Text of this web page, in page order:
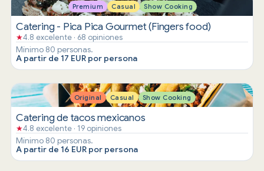
Premium Casual Show Cooking
Catering - Pica Pica Gourmet (Fingers food)
★4.8 excelente · 68 opiniones
Mínimo 80 personas.
A partir de 17 EUR por persona
Original Casual Show Cooking
Catering de tacos mexicanos
★4.8 excelente · 19 opiniones
Mínimo 80 personas.
A partir de 16 EUR por persona